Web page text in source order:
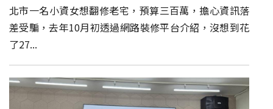
北市一名小資女想翻修老宅，預算三百萬，擔心資訊落
差受騙，去年10月初透過網路裝修平台介紹，沒想到花
了27...